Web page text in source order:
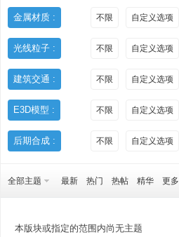
金属材质 : 不限 自定义选项
光线粒子 : 不限 自定义选项
建筑交通 : 不限 自定义选项
E3D模型 : 不限 自定义选项
后期合成 : 不限 自定义选项
全部主题 最新 热门 热帖 精华 更多
本版块或指定的范围内尚无主题